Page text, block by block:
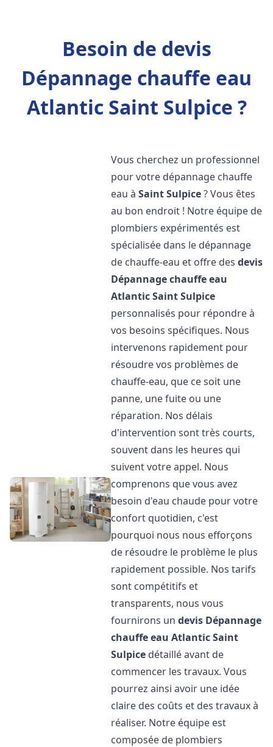
Besoin de devis
Dépannage chauffe eau
Atlantic Saint Sulpice ?
Vous cherchez un professionnel
pour votre dépannage chauffe
eau àSaint Sulpice? Vous êtes
au bon endroit ! Notre équipe de
plombiers expérimentés est
spécialisée dans le dépannage
de chauffe-eau et offre desdevis
Dépannage chauffe eau
AtlanticSaint Sulpice
personnalisés pour répondre à
vos besoins spécifiques. Nous
intervenons rapidement pour
résoudre vos problèmes de
chauffe-eau, que ce soit une
panne, une fuite ou une
réparation. Nos délais
d'intervention sont très courts,
souvent dans les heures qui
suivent votre appel. Nous
comprenons que vous avez
besoin d'eau chaude pour votre
confort quotidien, c'est
pourquoi nous nous efforçons
de résoudre le problème le plus
rapidement possible. Nos tarifs
sont compétitifs et
transparents, nous vous
fournirons undevis Dépannage
chauffe eau AtlanticSaint
Sulpice détaillé avant de
commencer les travaux. Vous
pourrez ainsi avoir une idée
claire des coûts et des travaux à
réaliser. Notre équipe est
composée de plombiers